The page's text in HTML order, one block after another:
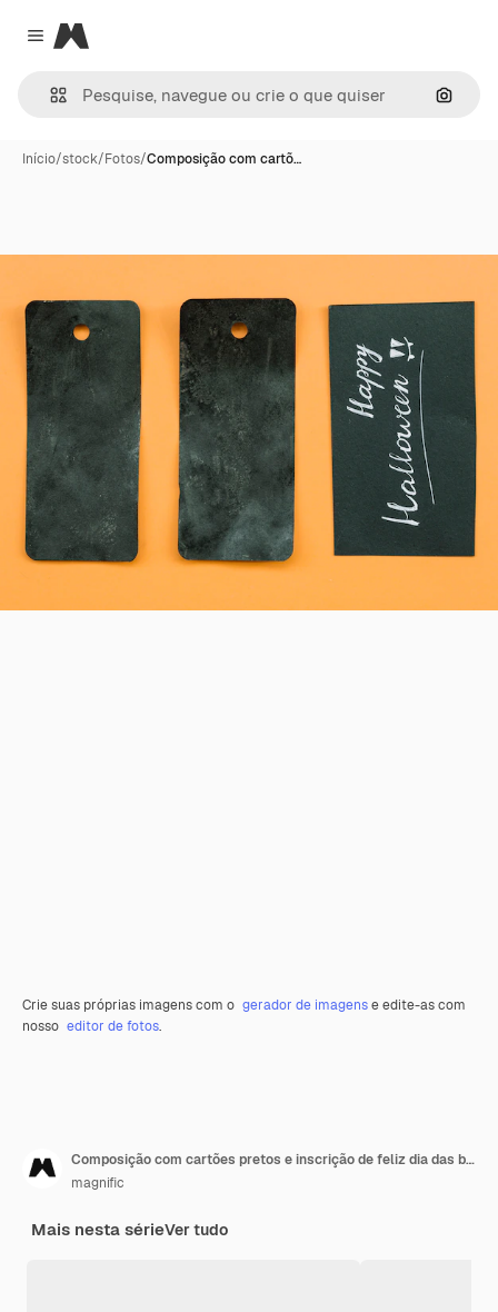
Close menu
Magnific
Início/stock/Fotos/Composição com cartõ…
Crie suas próprias imagens com o gerador de imagense edite-as com
nosso editor de fotos.
Composição com cartões pretos e inscrição de feliz dia das bruxas
magnific
Mais nesta sérieVer tudo